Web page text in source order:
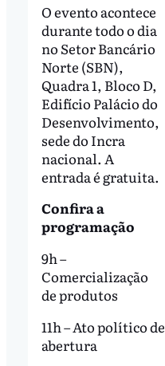
O evento acontece
durante todo o dia
no Setor Bancário
Norte (SBN),
Quadra 1, Bloco D,
Edifício Palácio do
Desenvolvimento,
sede do Incra
nacional. A
entrada é gratuita.
Confira a
programação
9h –
Comercialização
de produtos
11h – Ato político de
abertura